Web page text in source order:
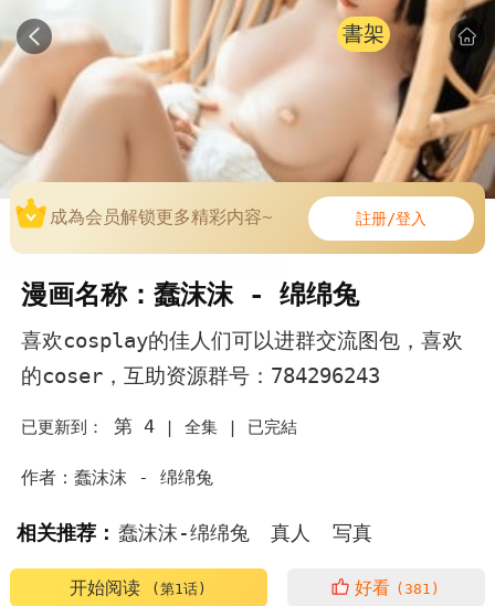
書架
成為会员解锁更多精彩内容~ 註册/登入
漫画名称：蠢沫沫 - 绵绵兔
喜欢cosplay的佳人们可以进群交流图包，喜欢
的coser，互助资源群号：784296243
已更新到： 第 4| 全集 | 已完結
作者：蠢沫沫 - 绵绵兔
相关推荐： 蠢沫沫-绵绵兔 真人 写真
开始阅读 (第1话) 好看 (381)